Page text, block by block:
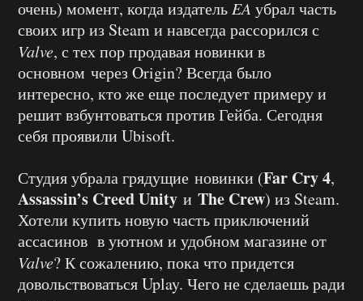
очень) момент, когда издательEA убрал часть
своих игр из Steam и навсегда рассорился с
Valve, с тех пор продавая новинки в
основном через Origin? Всегда было
интересно, кто же еще последует примеру и
решит взбунтоваться против Гейба. Сегодня
себя проявили Ubisoft.
Студия убрала грядущие новинки (Far Cry 4,
Assassin’s Creed Unity и The Crew) из Steam.
Хотели купить новую часть приключений
ассасинов в уютном и удобном магазине от
Valve? К сожалению, пока что придется
довольствоваться Uplay. Чего не сделаешь ради